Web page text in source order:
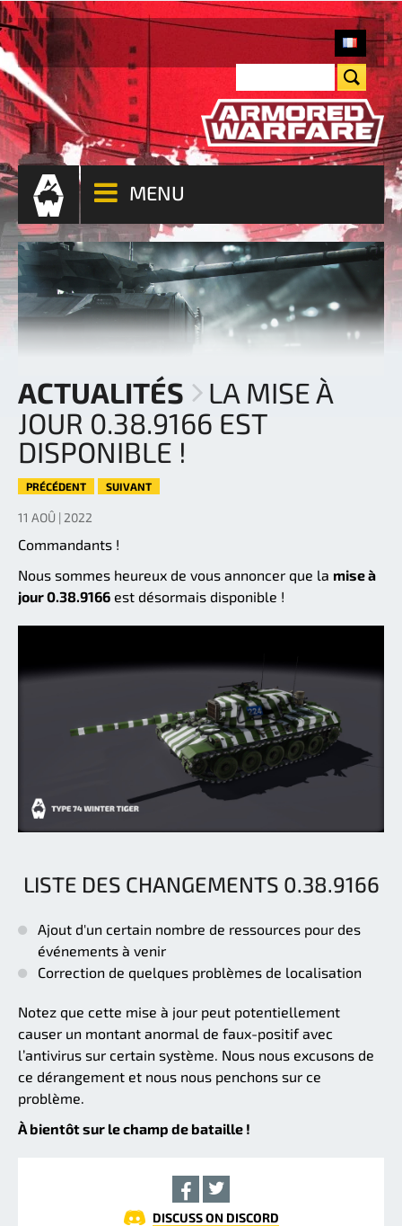
MENU
ACTUALITÉS
LA MISE À
JOUR 0.38.9166 EST
DISPONIBLE !
PRÉCÉDENT SUIVANT
11 AOÛ | 2022
Commandants !
Nous sommes heureux de vous annoncer que la mise à
jour 0.38.9166 est désormais disponible !
LISTE DES CHANGEMENTS 0.38.9166
Ajout d'un certain nombre de ressources pour des
événements à venir
Correction de quelques problèmes de localisation
Notez que cette mise à jour peut potentiellement
causer un montant anormal de faux-positif avec
l’antivirus sur certain système. Nous nous excusons de
ce dérangement et nous nous penchons sur ce
problème.
À bientôt sur le champ de bataille !
DISCUSS ON DISCORD